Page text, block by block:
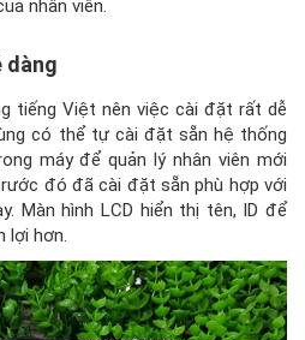
nhân viên.
dàng
tiếng Việt nên việc cài đặt rất dễ
có thể tự cài đặt sẵn hệ thống
máy để quản lý nhân viên mới
đó đã cài đặt sẵn phù hợp với
Màn hình LCD hiển thị tên, ID để
lợi hơn.